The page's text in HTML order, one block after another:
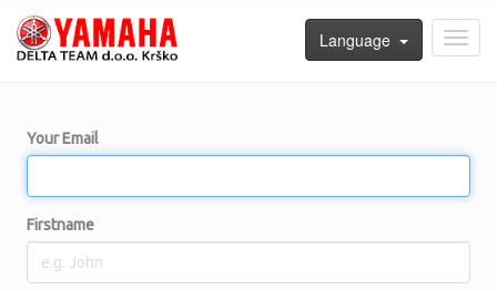
Language
Your Email
Firstname